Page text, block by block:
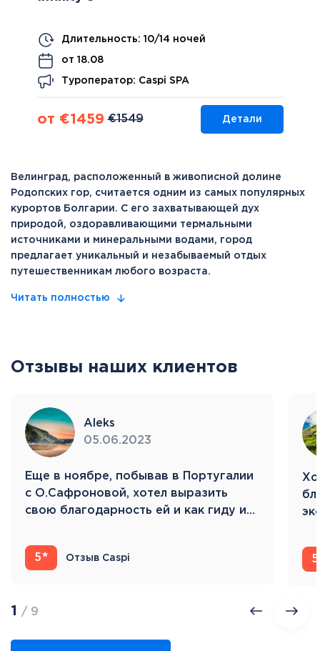
Длительность: 10/14 ночей
от 18.08
Туроператор: Caspi SPA
от €1459 €1549 Детали
Велинград, расположенный в живописной долине
Родопских гор, считается одним из самых популярных
курортов Болгарии. С его захватывающей дух
природой, оздоравливающими термальными
источниками и минеральными водами, город
предлагает уникальный и незабываемый отдых
путешественникам любого возраста.
Читать полностью
Отзывы наших клиентов
Aleks
05.06.2023
Eще в ноябре, побывав в Португалии
с О.Сафроновой, хотел выразить
свою благодарность ей и как гиду и…
5 Отзыв Caspi 5
1 / 9